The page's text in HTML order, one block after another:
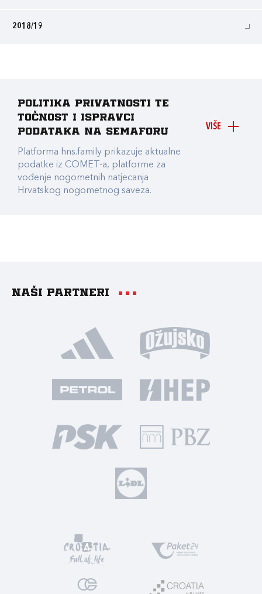
2018/19
VIŠE
Politika privatnosti te
točnost i ispravci
podataka na Semaforu
Platforma hns.family prikazuje aktualne
podatke iz COMET-a, platforme za
vođenje nogometnih natjecanja
Hrvatskog nogometnog saveza.
Naši partneri